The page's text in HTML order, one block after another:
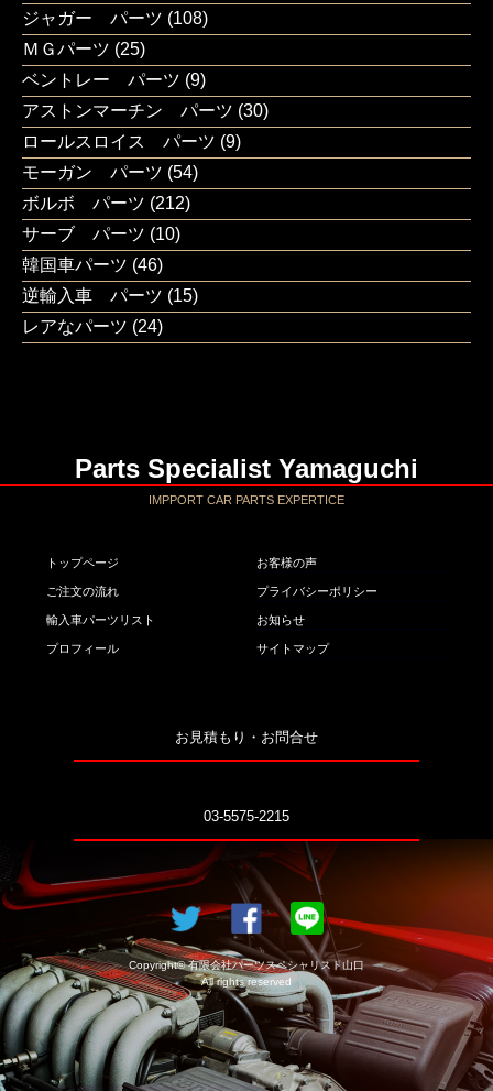
ジャガー パーツ (108)
ＭＧパーツ (25)
ベントレー パーツ (9)
アストンマーチン パーツ (30)
ロールスロイス パーツ (9)
モーガン パーツ (54)
ボルボ パーツ (212)
サーブ パーツ (10)
韓国車パーツ (46)
逆輸入車 パーツ (15)
レアなパーツ (24)
Parts Specialist Yamaguchi
IMPPORT CAR PARTS EXPERTICE
トップページ
ご注文の流れ
輸入車パーツリスト
プロフィール
お客様の声
プライバシーポリシー
お知らせ
サイトマップ
お見積もり・お問合せ
03-5575-2215
Copyright© 有限会社パーツスペシャリスト山口
All rights reserved